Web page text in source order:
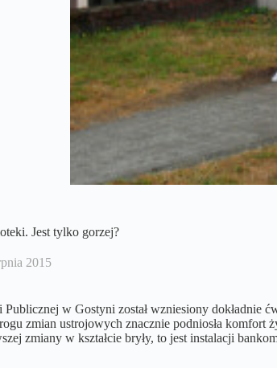
Jest tylko gorzej?
2015
w Gostyni został wzniesiony dokładnie
zmian ustrojowych znacznie podniosła komfort
zmiany w kształcie bryły, to jest instalacji